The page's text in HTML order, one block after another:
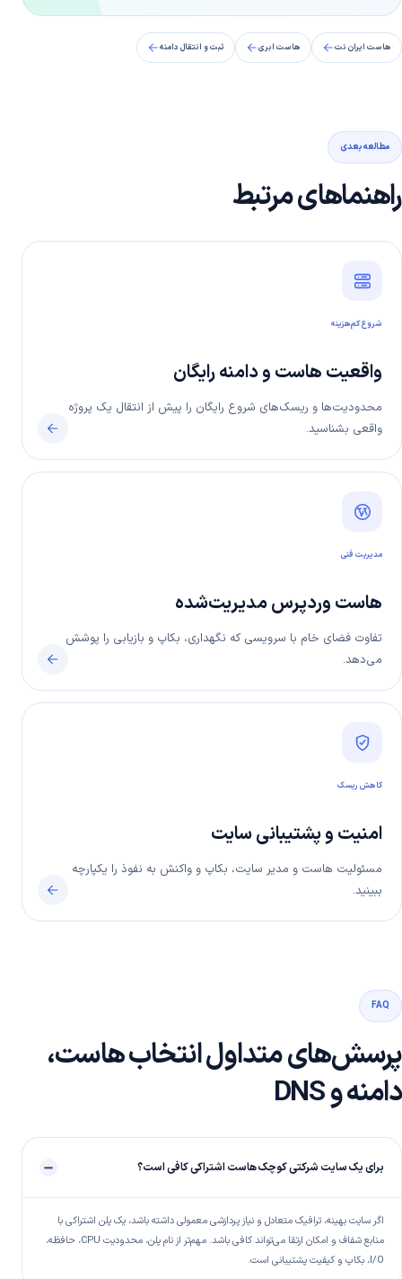
هاست ایران نت هاست ابری ثبت و انتقال دامنه
مطالعه بعدی
راهنماهای مرتبط
شروع کم‌هزینه
واقعیت هاست و دامنه رایگان
محدودیت‌ها و ریسک‌های شروع رایگان را پیش از انتقال یک پروژه
واقعی بشناسید.
مدیریت فنی
هاست وردپرس مدیریت‌شده
تفاوت فضای خام با سرویسی که نگهداری، بکاپ و بازیابی را پوشش
می‌دهد.
کاهش ریسک
امنیت و پشتیبانی سایت
مسئولیت هاست و مدیر سایت، بکاپ و واکنش به نفوذ را یکپارچه
ببینید.
FAQ
پرسش‌های متداول انتخاب هاست،
دامنه و DNS
برای یک سایت شرکتی کوچک هاست اشتراکی کافی است؟
اگر سایت بهینه، ترافیک متعادل و نیاز پردازشی معمولی داشته باشد، یک پلن اشتراکی با
منابع شفاف و امکان ارتقا می‌تواند کافی باشد. مهم‌تر از نام پلن، محدودیت CPU، حافظه،
I/O، بکاپ و کیفیت پشتیبانی است.